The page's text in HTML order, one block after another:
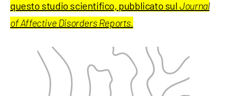
questo studio scientifico, pubblicato sulJournal
of Affective Disorders Reports.